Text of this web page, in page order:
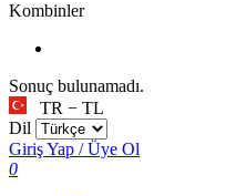
Kombinler
Sonuç bulunamadı.
TR − TL
Dil
Giriş Yap / Üye Ol
0